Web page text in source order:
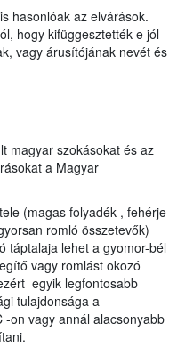
hasonlóak az elvárások.
hogy kifüggesztették-e jól
vagy árusítójának nevét és
magyar szokásokat és az
a Magyar
(magas folyadék-, fehérje
romló összetevők)
táptalaja lehet a gyomor-bél
vagy romlást okozó
egyik legfontosabb
tulajdonsága a
-on vagy annál alacsonyabb